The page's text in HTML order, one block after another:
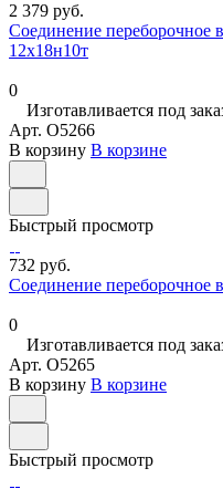
2 379 руб.
Соединение переборочное
12х18н10т
0
Изготавливается под
Арт. O5266
В корзину В корзине
Быстрый просмотр
732 руб.
Соединение переборочное
0
Изготавливается под
Арт. O5265
В корзину В корзине
Быстрый просмотр